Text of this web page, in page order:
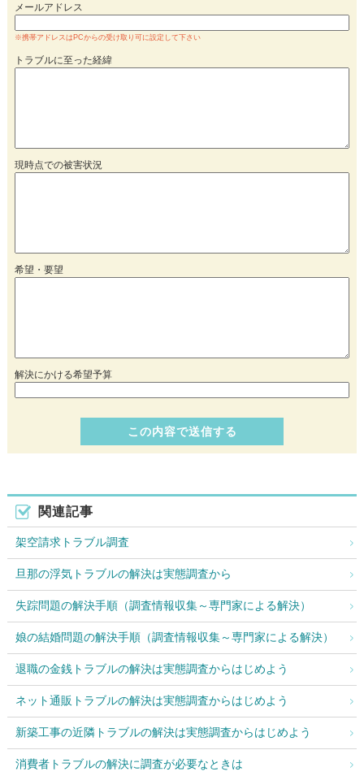
メールアドレス
※携帯アドレスはPCからの受け取り可に設定して下さい
トラブルに至った経緯
現時点での被害状況
希望・要望
解決にかける希望予算
関連記事
架空請求トラブル調査
旦那の浮気トラブルの解決は実態調査から
失踪問題の解決手順（調査情報収集～専門家による解決）
娘の結婚問題の解決手順（調査情報収集～専門家による解決）
退職の金銭トラブルの解決は実態調査からはじめよう
ネット通販トラブルの解決は実態調査からはじめよう
新築工事の近隣トラブルの解決は実態調査からはじめよう
消費者トラブルの解決に調査が必要なときは